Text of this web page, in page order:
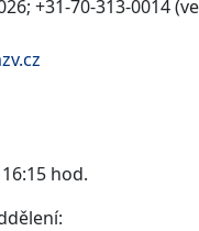
+31-70-313-0014
hod.